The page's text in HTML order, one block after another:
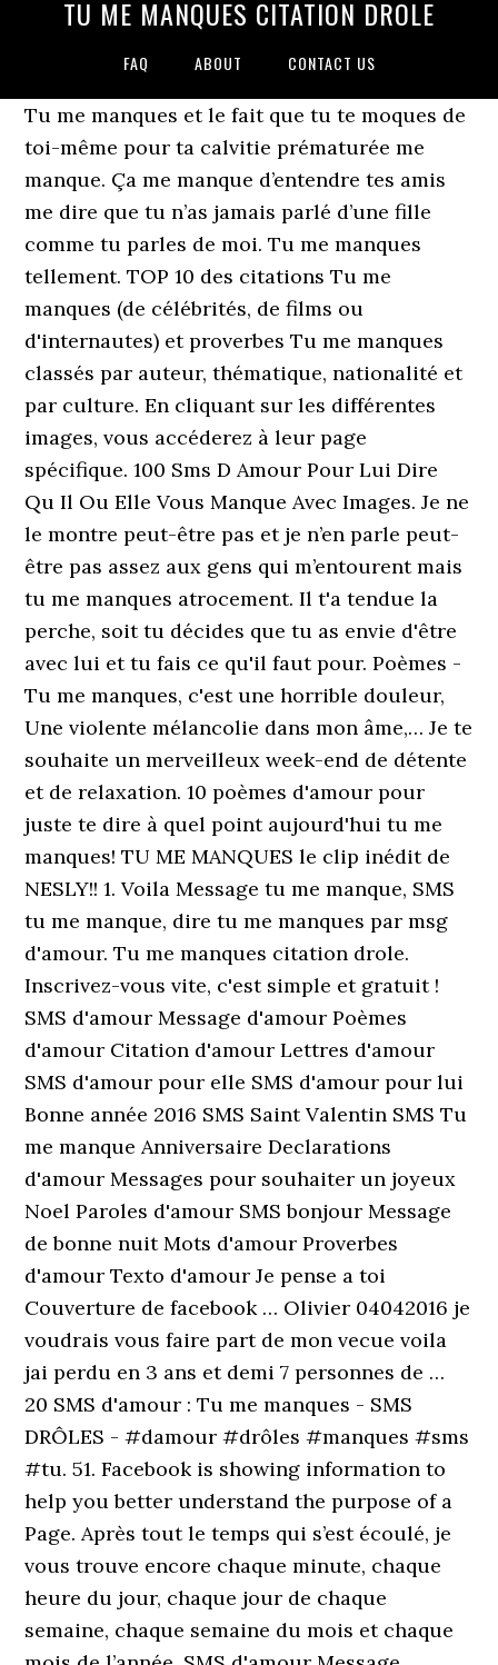
TU ME MANQUES CITATION DROLE
FAQ ABOUT CONTACT US
Tu me manques et le fait que tu te moques de
toi-même pour ta calvitie prématurée me
manque. Ça me manque d’entendre tes amis
me dire que tu n’as jamais parlé d’une fille
comme tu parles de moi. Tu me manques
tellement. TOP 10 des citations Tu me
manques (de célébrités, de films ou
d'internautes) et proverbes Tu me manques
classés par auteur, thématique, nationalité et
par culture. En cliquant sur les différentes
images, vous accéderez à leur page
spécifique. 100 Sms D Amour Pour Lui Dire
Qu Il Ou Elle Vous Manque Avec Images. Je ne
le montre peut-être pas et je n’en parle peut-
être pas assez aux gens qui m’entourent mais
tu me manques atrocement. Il t'a tendue la
perche, soit tu décides que tu as envie d'être
avec lui et tu fais ce qu'il faut pour. Poèmes -
Tu me manques, c'est une horrible douleur,
Une violente mélancolie dans mon âme,… Je te
souhaite un merveilleux week-end de détente
et de relaxation. 10 poèmes d'amour pour
juste te dire à quel point aujourd'hui tu me
manques! TU ME MANQUES le clip inédit de
NESLY!! 1. Voila Message tu me manque, SMS
tu me manque, dire tu me manques par msg
d'amour. Tu me manques citation drole.
Inscrivez-vous vite, c'est simple et gratuit !
SMS d'amour Message d'amour Poèmes
d'amour Citation d'amour Lettres d'amour
SMS d'amour pour elle SMS d'amour pour lui
Bonne année 2016 SMS Saint Valentin SMS Tu
me manque Anniversaire Declarations
d'amour Messages pour souhaiter un joyeux
Noel Paroles d'amour SMS bonjour Message
de bonne nuit Mots d'amour Proverbes
d'amour Texto d'amour Je pense a toi
Couverture de facebook … Olivier 04042016 je
voudrais vous faire part de mon vecue voila
jai perdu en 3 ans et demi 7 personnes de …
20 SMS d'amour : Tu me manques - SMS
DRÔLES - #damour #drôles #manques #sms
#tu. 51. Facebook is showing information to
help you better understand the purpose of a
Page. Après tout le temps qui s’est écoulé, je
vous trouve encore chaque minute, chaque
heure du jour, chaque jour de chaque
semaine, chaque semaine du mois et chaque